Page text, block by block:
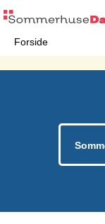
Forside